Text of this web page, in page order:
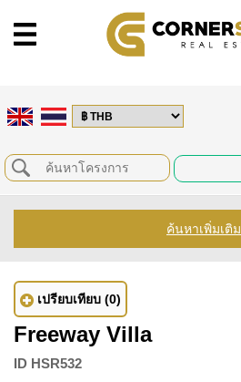
ค้นหาเพิ่มเติม
เปรียบเทียบ (0)
Freeway Villa
ID HSR532